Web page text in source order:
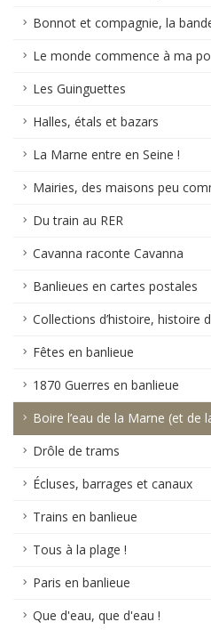
Bonnot et compagnie, la
Le monde commence à ma
Les Guinguettes
Halles, étals et bazars
La Marne entre en Seine !
Mairies, des maisons peu
Du train au RER
Cavanna raconte Cavanna
Banlieues en cartes postales
Collections d’histoire, histoire
Fêtes en banlieue
1870 Guerres en banlieue
Boire l’eau de la Marne (et de
Drôle de trams
Écluses, barrages et canaux
Trains en banlieue
Tous à la plage !
Paris en banlieue
Que d'eau, que d'eau !